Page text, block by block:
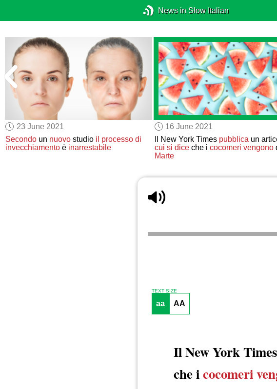
News in Slow Italian
23 June 2021
Secondo un nuovo studio il processo di
invecchiamento è inarrestabile
16 June 2021
Il New York Times pubblicaun
cui si diceche i cocomeri vengono
Marte
TEXT SIZE
aa AA
Il New York Times
che icocomeri